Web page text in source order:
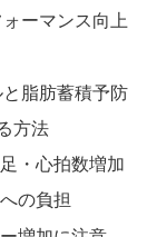
ーマンス向上
脂肪蓄積予防
方法
・心拍数増加
の負担